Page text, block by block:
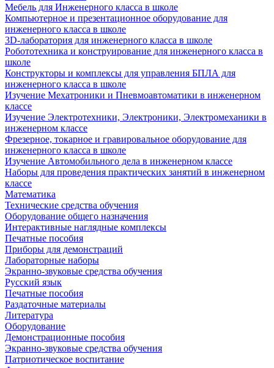
Мебель для Инженерного класса в школе
Компьютерное и презентационное оборудование для
инженерного класса в школе
3D-лаборатория для инженерного класса в школе
Робототехника и конструирование для инженерного класса в
школе
Конструкторы и комплексы для управления БПЛА для
инженерного класса в школе
Изучение Мехатроники и Пневмоавтоматики в инженерном
классе
Изучение Электротехники, Электроники, Электромеханики в
инженерном классе
Фрезерное, токарное и гравировальное оборудование для
инженерного класса в школе
Изучение Автомобильного дела в инженерном классе
Наборы для проведения практических занятий в инженерном
классе
Математика
Технические средства обучения
Оборудование общего назначения
Интерактивные наглядные комплексы
Печатные пособия
Приборы для демонстраций
Лабораторные наборы
Экранно-звуковые средства обучения
Русский язык
Печатные пособия
Раздаточные материалы
Литература
Оборудование
Демонстрационные пособия
Экранно-звуковые средства обучения
Патриотическое воспитание